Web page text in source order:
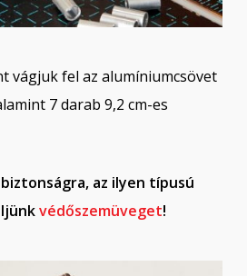
vágjuk fel az alumíniumcsövet
7 darab 9,2 cm-es
az ilyen típusú
védőszemüveget!